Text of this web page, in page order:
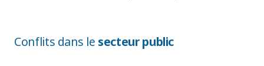
Conflits dans le secteur public